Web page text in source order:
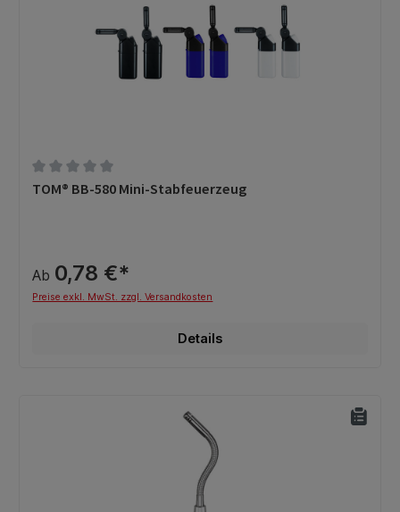
Durchschnittliche Bewertung von 0 von 5 Sternen
TOM® BB-580 Mini-Stabfeuerzeug
Ab 0,78 €*
Preise exkl. MwSt. zzgl. Versandkosten
Details